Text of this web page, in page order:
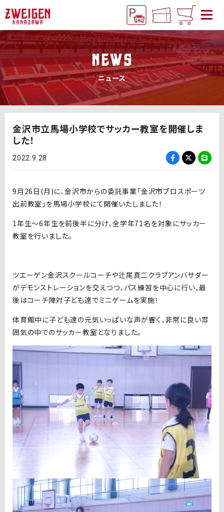
NEWS
ニュース
金沢市立馬場小学校でサッカー教室を開催しま
した！
2022.9.28
9月26日(月)に、金沢市からの委託事業「金沢市プロスポーツ
出前教室」を馬場小学校にて開催いたしました！
1年生～6年生を前後半に分け、全学年71名を対象にサッカー
教室を行いました。
ツエーゲン金沢スクールコーチや辻尾真二クラブアンバサダー
がデモンストレーションを交えつつ、パス練習を中心に行い、最
後はコーチ陣対子ども達でミニゲームを実施！
体育館中に子ども達の元気いっぱいな声が響く、非常に良い雰
囲気の中でのサッカー教室となりました。